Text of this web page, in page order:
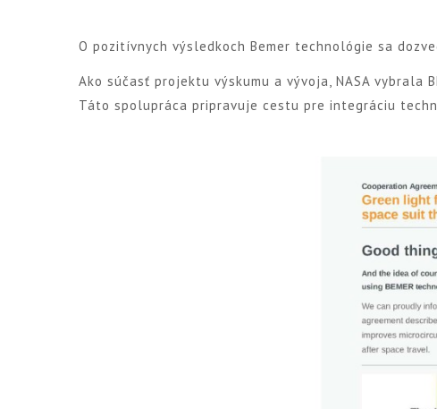
O pozitívnych výsledkoch Bemer technológie sa
Ako súčasť projektu výskumu a vývoja, NASA vybrala
Táto spolupráca pripravuje cestu pre integráciu